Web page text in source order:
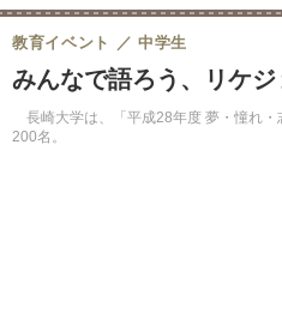
みんなで語ろう、リケ
長崎大学は、「平成28年度 夢・憧れ・
200名。
教育イベント 中学生